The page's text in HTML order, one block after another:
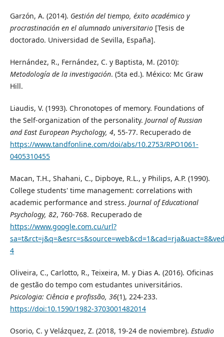
Garzón, A. (2014). Gestión del tiempo, éxito académico y
procrastinación en el alumnado universitario[Tesis de
doctorado. Universidad de Sevilla, España].
Hernández, R., Fernández, C. y Baptista, M. (2010):
Metodología de la investigación. (5ta ed.). México: Mc Graw
Hill.
Liaudis, V. (1993). Chronotopes of memory. Foundations of
the Self-organization of the personality. Journal of Russian
and East European Psychology, 4, 55-77. Recuperado de
https://www.tandfonline.com/doi/abs/10.2753/RPO1061-
0405310455
Macan, T.H., Shahani, C., Dipboye, R.L., y Philips, A.P. (1990).
College students' time management: correlations with
academic performance and stress. Journal of Educational
Psychology, 82, 760-768. Recuperado de
https://www.google.com.cu/url?
4
Oliveira, C., Carlotto, R., Teixeira, M. y Dias A. (2016). Oficinas
de gestão do tempo com estudantes universitários.
Psicologia: Ciência e profissão, 36(1), 224-233.
https://doi:10.1590/1982-3703001482014
Osorio, C. y Velázquez, Z. (2018, 19-24 de noviembre). Estudio